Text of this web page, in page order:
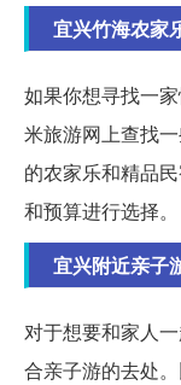
宜兴竹海农家
如果你想寻找一
米旅游网上查找
的农家乐和精品
和预算进行选择。
宜兴附近亲子
对于想要和家人
合亲子游的去处